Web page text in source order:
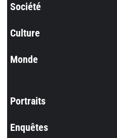
Société
Culture
Monde
Portraits
Enquêtes